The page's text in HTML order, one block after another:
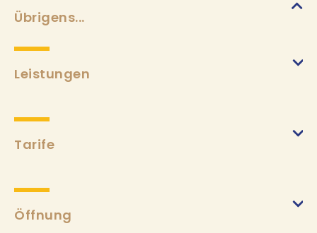
Übrigens...
Leistungen
Tarife
Öffnung